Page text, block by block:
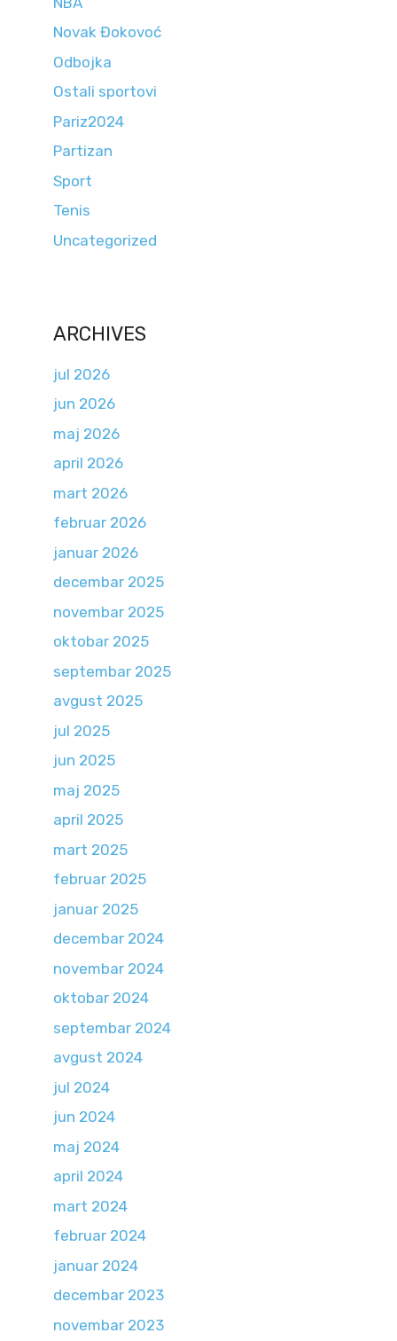
Novak Đokovoć
Odbojka
Ostali sportovi
Pariz2024
Partizan
Sport
Tenis
Uncategorized
ARCHIVES
jul 2026
jun 2026
maj 2026
april 2026
mart 2026
februar 2026
januar 2026
decembar 2025
novembar 2025
oktobar 2025
septembar 2025
avgust 2025
jul 2025
jun 2025
maj 2025
april 2025
mart 2025
februar 2025
januar 2025
decembar 2024
novembar 2024
oktobar 2024
septembar 2024
avgust 2024
jul 2024
jun 2024
maj 2024
april 2024
mart 2024
februar 2024
januar 2024
decembar 2023
novembar 2023